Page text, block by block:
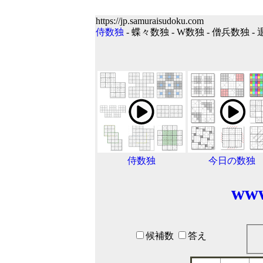
https://jp.samuraisudoku.com
侍数独 - 蝶々数独 - W数独 - 僧兵数独 -
侍数独 今日の数独
候補数 答え